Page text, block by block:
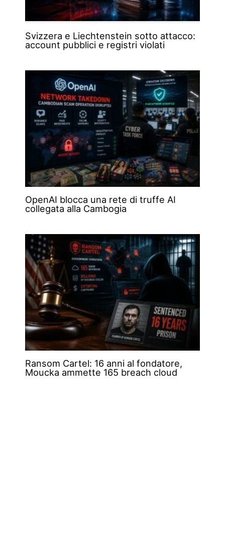
Svizzera e Liechtenstein sotto attacco:
account pubblici e registri violati
OpenAI blocca una rete di truffe AI
collegata alla Cambogia
Ransom Cartel: 16 anni al fondatore,
Moucka ammette 165 breach cloud